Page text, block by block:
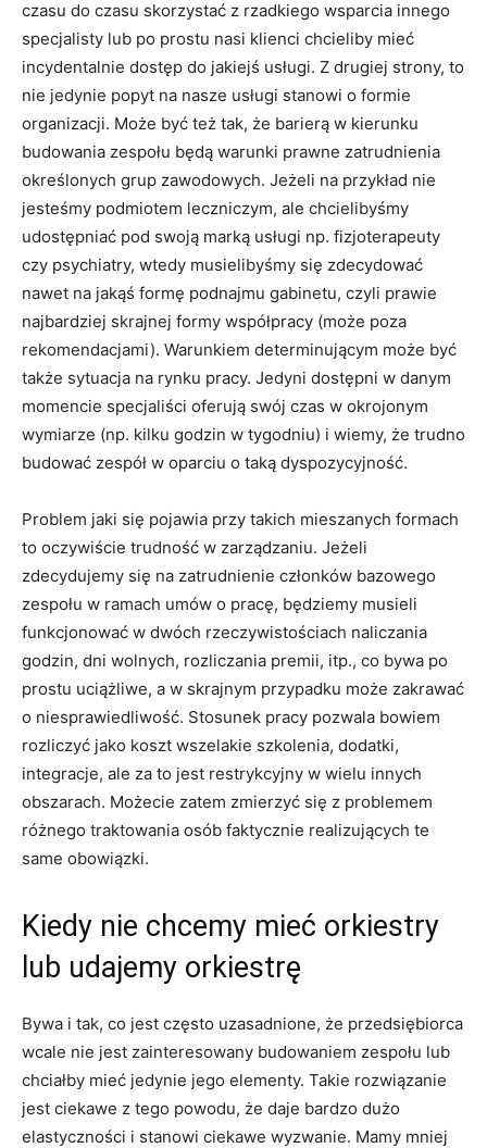
Zapoznałem się, rozumiem i akceptuję Politykę prywatności
czasu do czasu skorzystać z rzadkiego wsparcia innego
specjalisty lub po prostu nasi klienci chcieliby mieć
incydentalnie dostęp do jakiejś usługi. Z drugiej strony, to
nie jedynie popyt na nasze usługi stanowi o formie
organizacji. Może być też tak, że barierą w kierunku
budowania zespołu będą warunki prawne zatrudnienia
określonych grup zawodowych. Jeżeli na przykład nie
jesteśmy podmiotem leczniczym, ale chcielibyśmy
udostępniać pod swoją marką usługi np. fizjoterapeuty
czy psychiatry, wtedy musielibyśmy się zdecydować
nawet na jakąś formę podnajmu gabinetu, czyli prawie
najbardziej skrajnej formy współpracy (może poza
rekomendacjami). Warunkiem determinującym może być
także sytuacja na rynku pracy. Jedyni dostępni w danym
momencie specjaliści oferują swój czas w okrojonym
wymiarze (np. kilku godzin w tygodniu) i wiemy, że trudno
budować zespół w oparciu o taką dyspozycyjność.
Problem jaki się pojawia przy takich mieszanych formach
to oczywiście trudność w zarządzaniu. Jeżeli
zdecydujemy się na zatrudnienie członków bazowego
zespołu w ramach umów o pracę, będziemy musieli
funkcjonować w dwóch rzeczywistościach naliczania
godzin, dni wolnych, rozliczania premii, itp., co bywa po
prostu uciążliwe, a w skrajnym przypadku może zakrawać
o niesprawiedliwość. Stosunek pracy pozwala bowiem
rozliczyć jako koszt wszelakie szkolenia, dodatki,
integracje, ale za to jest restrykcyjny w wielu innych
obszarach. Możecie zatem zmierzyć się z problemem
różnego traktowania osób faktycznie realizujących te
same obowiązki.
Kiedy nie chcemy mieć orkiestry
lub udajemy orkiestrę
Bywa i tak, co jest często uzasadnione, że przedsiębiorca
wcale nie jest zainteresowany budowaniem zespołu lub
chciałby mieć jedynie jego elementy. Takie rozwiązanie
jest ciekawe z tego powodu, że daje bardzo dużo
elastyczności i stanowi ciekawe wyzwanie. Mamy mniej